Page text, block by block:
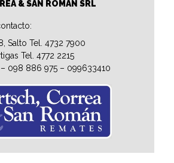
& SAN ROMÁN SRL
Salto Tel. 4732 7900
Tel. 4772 2215
098 886 975 – 099633410